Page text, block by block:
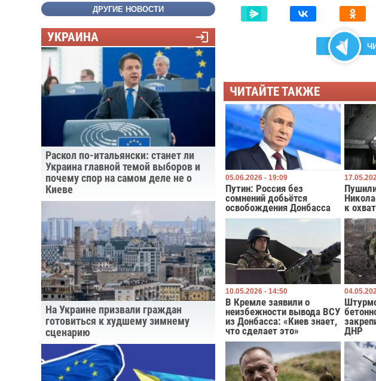
ДРУГИЕ НОВОСТИ
УКРАИНА
Раскол по-итальянски: станет ли
Украина главной темой выборов и
почему спор на самом деле не о
Киеве
На Украине призвали граждан
готовиться к худшему зимнему
сценарию
ЧИТАЙТЕ ТАКЖЕ
05.06.2026 - 19:09
Путин: Россия без
сомнений добьётся
освобождения Донбасса
к
10.05.2026 - 14:50
В Кремле заявили о
неизбежности вывода ВСУ
из Донбасса: «Киев знает,
что сделает это»
ДНР